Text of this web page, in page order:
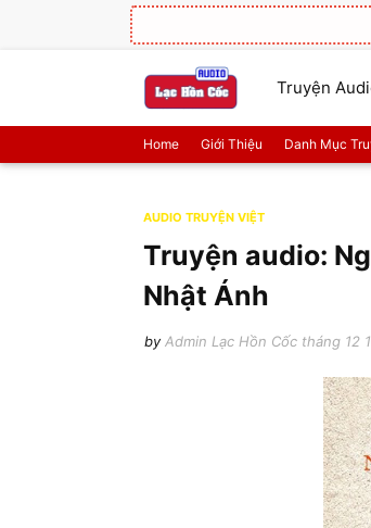
Truyện
Home Giới Thiệu Danh Mục
AUDIO TRUYỆN VIỆT
Truyện audio:
Nhật Ánh
by Admin Lạc Hồn Cốc tháng 12